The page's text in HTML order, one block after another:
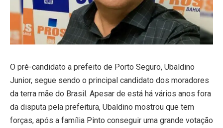
O pré-candidato a prefeito de Porto Seguro, Ubaldino
Junior, segue sendo o principal candidato dos moradores
da terra mãe do Brasil. Apesar de está há vários anos fora
da disputa pela prefeitura, Ubaldino mostrou que tem
forças, após a família Pinto conseguir uma grande votação